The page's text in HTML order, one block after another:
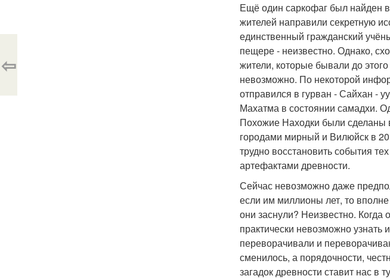
Ещё один саркофаг был найден
жителей направили секретную
единственный гражданский
пещере - неизвестно. Однако,
жители, которые бывали до
невозможно. По некоторой
отправился в гурван - Сайхан -
Махатма в состоянии самадхи.
Похожие Находки были сделаны
городами мирный и Вилюйск в
трудно восстановить события
артефактами древности.
Сейчас невозможно даже
если им миллионы лет, то
они заснули? Неизвестно.
практически невозможно
переворачивали и
сменилось, а порядочности,
загадок древности ставит нас в
⇦